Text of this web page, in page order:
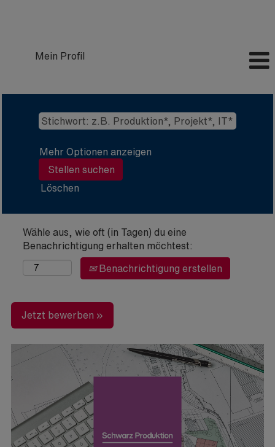
Mein Profil
Mehr Optionen anzeigen
Löschen
Wähle aus, wie oft (in Tagen) du eine
Benachrichtigung erhalten möchtest:
Benachrichtigung erstellen
Jetzt bewerben »